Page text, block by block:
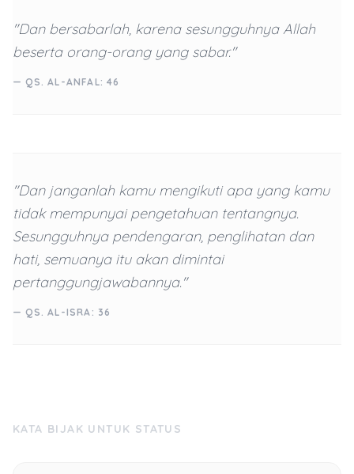
"Dan bersabarlah, karena sesungguhnya Allah
beserta orang-orang yang sabar."
— QS. AL-ANFAL: 46
"Dan janganlah kamu mengikuti apa yang kamu
tidak mempunyai pengetahuan tentangnya.
Sesungguhnya pendengaran, penglihatan dan
hati, semuanya itu akan dimintai
pertanggungjawabannya."
— QS. AL-ISRA: 36
KATA BIJAK UNTUK STATUS